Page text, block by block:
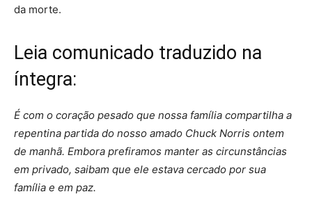
da morte.
Leia comunicado traduzido na
íntegra:
É com o coração pesado que nossa família compartilha a
repentina partida do nosso amado Chuck Norris ontem
de manhã. Embora prefiramos manter as circunstâncias
em privado, saibam que ele estava cercado por sua
família e em paz.